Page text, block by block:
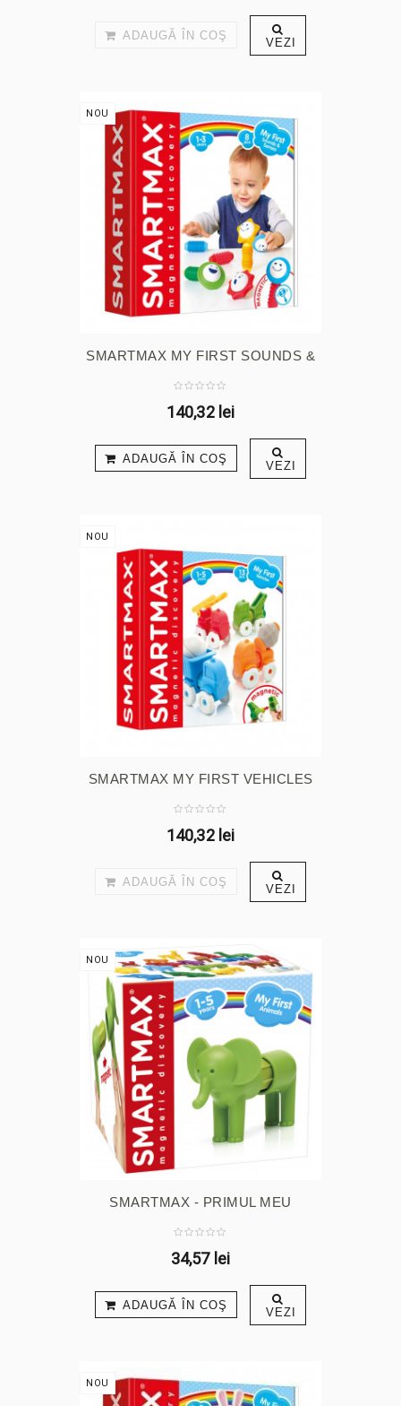
ADAUGĂ ÎN COŞ VEZI
NOU
SMARTMAX MY FIRST SOUNDS &
140,32 lei
ADAUGĂ ÎN COŞ VEZI
NOU
SMARTMAX MY FIRST VEHICLES
140,32 lei
ADAUGĂ ÎN COŞ VEZI
NOU
SMARTMAX - PRIMUL MEU
34,57 lei
ADAUGĂ ÎN COŞ VEZI
NOU